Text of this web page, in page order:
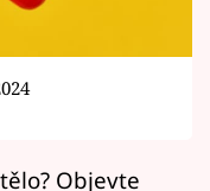
Objevte